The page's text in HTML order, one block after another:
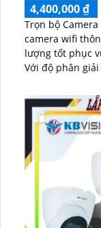
4,400,000 ₫
Trọn bộ
camera wifi
lượng tốt phục
Với độ phân giải